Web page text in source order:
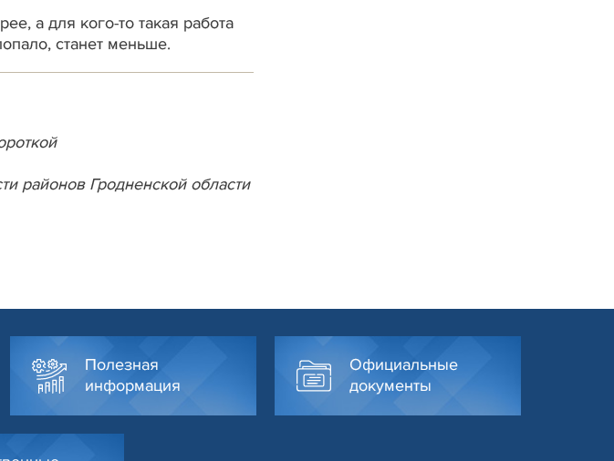
а для кого-то такая работа
станет меньше.
районов Гродненской области
Полезная
информация
Официальные
документы